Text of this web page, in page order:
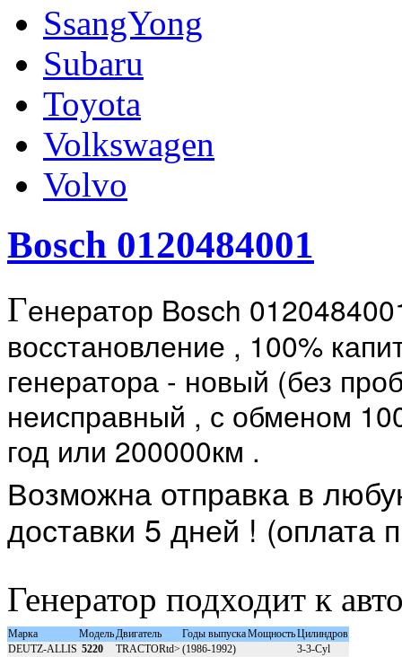
SsangYong
Subaru
Toyota
Volkswagen
Volvo
Bosch 0120484001
Генератор Bosch
восстановление , 100%
генератора - новый (без
неисправный , с обменом
год или 200000км .
Возможна отправка в
доставки 5 дней ! (оплата
Генератор подходит к
Марка МодельДвигатель Годы выпускаМощностьЦилиндров
DEUTZ-ALLIS 5220 TRACTORtd> (1986-1992)
3-3-Cyl